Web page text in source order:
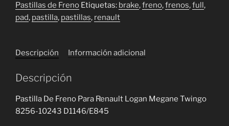
Para
Renault
Megane
8256-
D1146/E845
cantidad
Pastillas de Freno Etiquetas: brake,freno,frenos,full,
pad, pastilla, pastillas, renault
Descripción Información adicional
Descripción
Pastilla De Freno Para Renault Logan Megane Twingo
8256-10243 D1146/E845